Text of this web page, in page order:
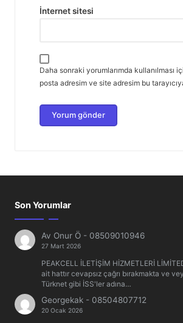
İnternet sitesi
Daha sonraki yorumlarımda kullanılması
posta adresim ve site adresim bu
Son Yorumlar
Av Onur Ö - 08509010946
27 Mart 2026
PEAKCELL İLETİŞİM HİZMETLERİ
ait hattır cevapsız çağrı bırakmakta ve
Türknet gibi İSS'ler adına…
Georgekak - 08504807712
20 Ocak 2026